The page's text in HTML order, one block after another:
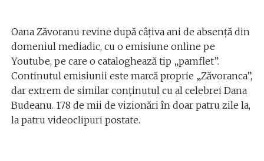
Oana Zăvoranu revine după câțiva ani de absență din
domeniul mediadic, cu o emisiune online pe
Youtube, pe care o cataloghează tip „pamflet”.
Continutul emisiunii este marcă proprie „Zăvoranca”,
dar extrem de similar conținutul cu al celebrei Dana
Budeanu. 178 de mii de vizionări în doar patru zile la,
la patru videoclipuri postate.